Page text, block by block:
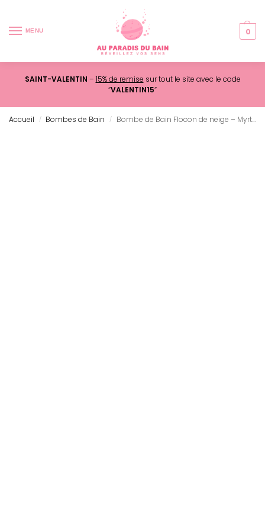
MENU 0
SAINT-VALENTIN – 15% de remise sur tout le site avec le code
“VALENTIN15“
Accueil / Bombes de Bain / Bombe de Bain Flocon de neige – Myrtilles